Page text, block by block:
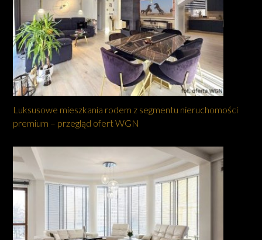
Luksusowe mieszkania rodem z segmentu nieruchomości
premium – przegląd ofert WGN